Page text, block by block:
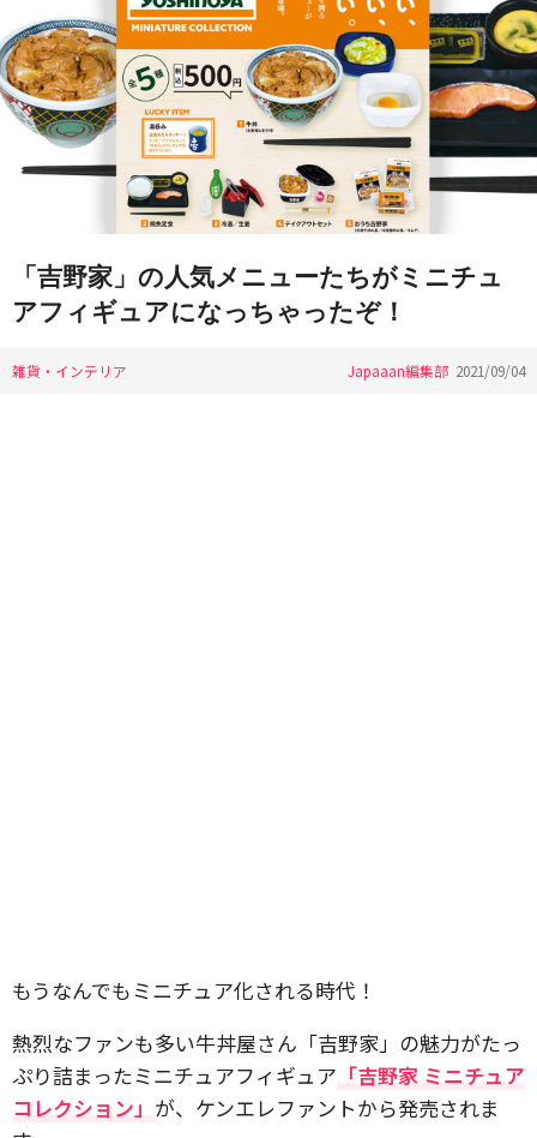
「吉野家​」の人気メニューたちがミニチュ
アフィギュアになっちゃったぞ！
雑貨・インテリア Japaaan編集部 2021/09/04
もうなんでもミニチュア化される時代！
熱烈なファンも多い牛丼屋さん「吉野家」の魅力がたっ
ぷり詰まったミニチュアフィギュア 「吉野家 ミニチュア
コレクション」 が、ケンエレファントから発売されま